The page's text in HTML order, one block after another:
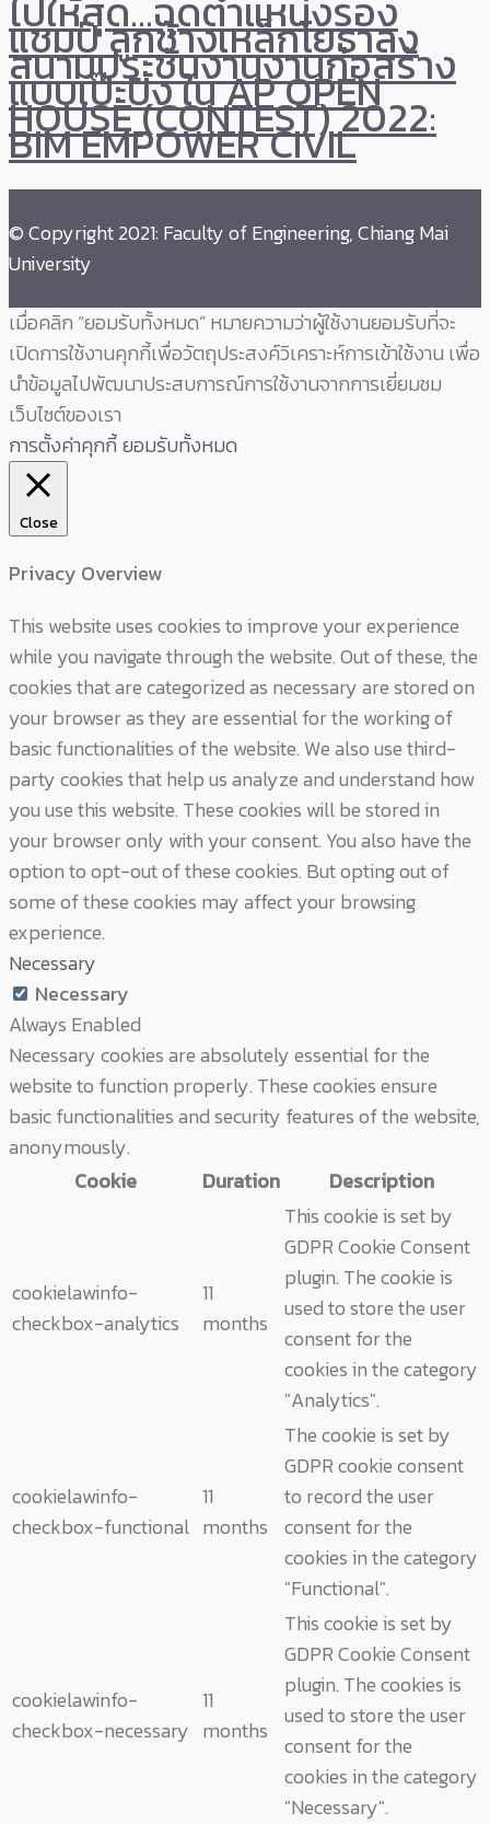
ไปให้สุด…ฉุดตำแหน่งรอง
แชมป์ ลูกช้างเหล็กโยธาลง
สนามประชันงานงานก่อสร้าง
แบบเป๊ะปัง ใน AP OPEN
HOUSE (CONTEST) 2022:
BIM EMPOWER CIVIL
© Copyright 2021: Faculty of Engineering, Chiang Mai
University
เมื่อคลิก “ยอมรับทั้งหมด” หมายความว่าผู้ใช้งานยอมรับที่จะ
เปิดการใช้งานคุกกี้เพื่อวัตถุประสงค์วิเคราะห์การเข้าใช้งาน เพื่อ
นำข้อมูลไปพัฒนาประสบการณ์การใช้งานจากการเยี่ยมชม
เว็บไซต์ของเรา
การตั้งค่าคุกกี้ยอมรับทั้งหมด
Close
Privacy Overview
This website uses cookies to improve your experience
while you navigate through the website. Out of these, the
cookies that are categorized as necessary are stored on
your browser as they are essential for the working of
basic functionalities of the website. We also use third-
party cookies that help us analyze and understand how
you use this website. These cookies will be stored in
your browser only with your consent. You also have the
option to opt-out of these cookies. But opting out of
some of these cookies may affect your browsing
experience.
Necessary
Necessary
Always Enabled
Necessary cookies are absolutely essential for the
website to function properly. These cookies ensure
basic functionalities and security features of the website,
anonymously.
Cookie
Duration Description
cookielawinfo-
checkbox-analytics
11
months
This cookie is set by
GDPR Cookie Consent
plugin. The cookie is
used to store the user
consent for the
cookies in the category
"Analytics".
cookielawinfo-
checkbox-functional
11
months
The cookie is set by
GDPR cookie consent
to record the user
consent for the
cookies in the category
"Functional".
cookielawinfo-
checkbox-necessary
11
months
This cookie is set by
GDPR Cookie Consent
plugin. The cookies is
used to store the user
consent for the
cookies in the category
"Necessary".